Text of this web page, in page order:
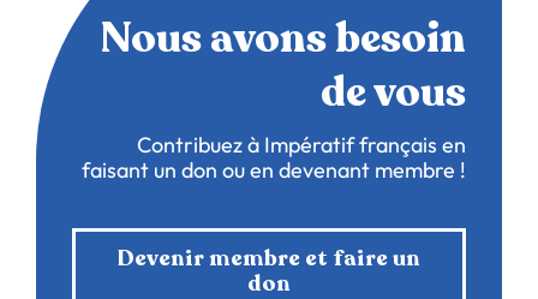
Nous avons besoin
de vous
Contribuez à Impératif français en
faisant un don ou en devenant membre !
Devenir membre et faire un
don